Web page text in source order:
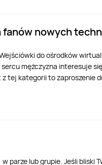
nowych
do ośrodków
mężczyzna interesuje
tej kategorii to
lub grupie. Jeśli